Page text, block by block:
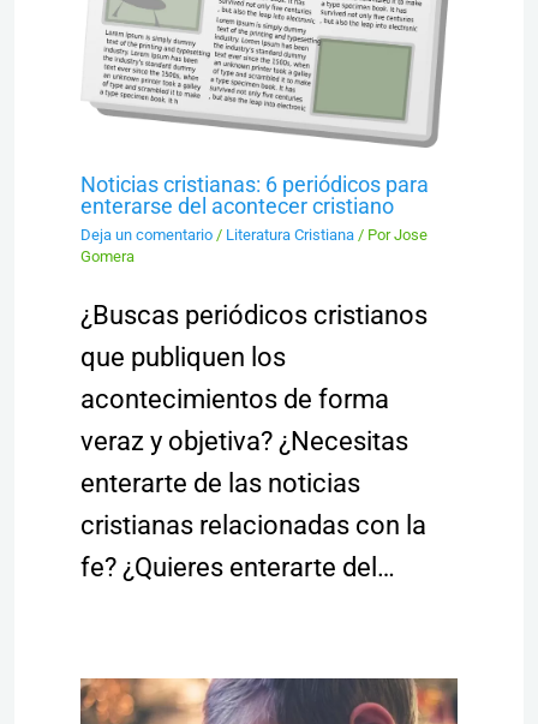
Noticias cristianas: 6 periódicos para
enterarse del acontecer cristiano
Deja un comentario / Literatura Cristiana/ PorJose
Gomera
¿Buscas periódicos cristianos
que publiquen los
acontecimientos de forma
veraz y objetiva? ¿Necesitas
enterarte de las noticias
cristianas relacionadas con la
fe? ¿Quieres enterarte del…